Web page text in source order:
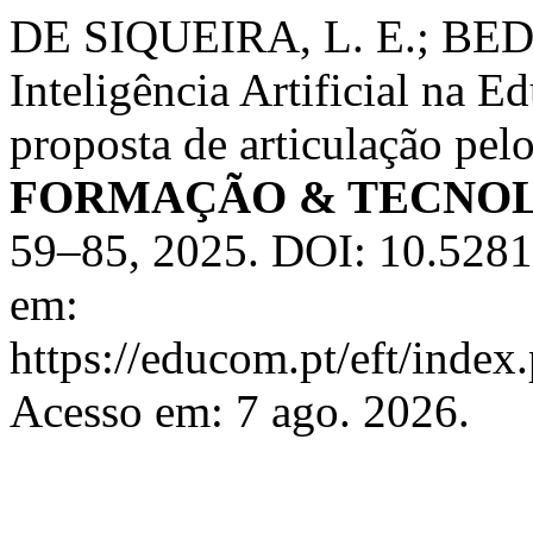
DE SIQUEIRA, L. E.;
Inteligência Artificial na
proposta de articulação
FORMAÇÃO &
59–85, 2025. DOI:
em:
https://educom.pt/eft/
Acesso em: 7 ago. 2026.